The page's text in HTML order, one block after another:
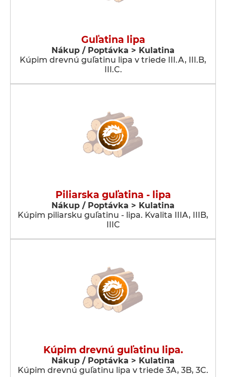
Guľatina lipa
Nákup / Poptávka > Kulatina
Kúpim drevnú guľatinu lipa v triede III.A, III.B,
III.C.
Piliarska guľatina - lipa
Nákup / Poptávka > Kulatina
Kúpim piliarsku guľatinu - lipa. Kvalita IIIA, IIIB,
IIIC
Kúpim drevnú guľatinu lipa.
Nákup / Poptávka > Kulatina
Kúpim drevnú guľatinu lipa v triede 3A, 3B, 3C.